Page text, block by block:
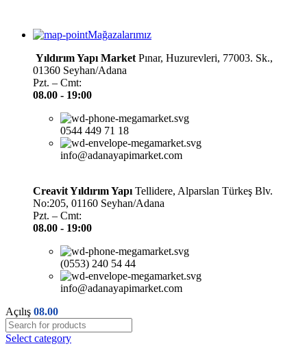
Mağazalarımız
Yıldırım Yapı Market Pınar, Huzurevleri, 77003. Sk.,
01360 Seyhan/Adana
Pzt. – Cmt:
08.00 - 19:00
0544 449 71 18
info@adanayapimarket.com
Creavit Yıldırım Yapı Tellidere, Alparslan Türkeş Blv.
No:205, 01160 Seyhan/Adana
Pzt. – Cmt:
08.00 - 19:00
(0553) 240 54 44
info@adanayapimarket.com
Açılış 08.00
Select category